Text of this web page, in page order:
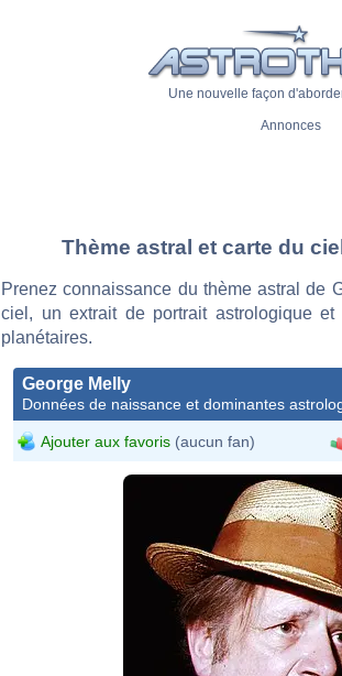
Une nouvelle façon
Annonces
Thème astral et carte du
Prenez connaissance du thème astral de
ciel, un extrait de portrait astrologique
planétaires.
George Melly
Données de naissance et dominantes
Ajouter aux favoris (aucun fan)